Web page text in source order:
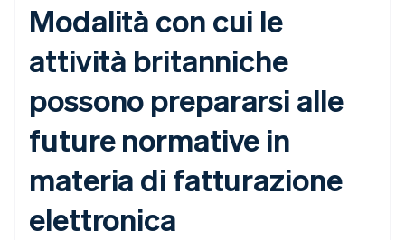
Modalità con cui le
attività britanniche
possono prepararsi alle
future normative in
materia di fatturazione
elettronica